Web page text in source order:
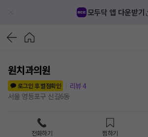
모두닥 앱 다운받기
원치과의원
로그인 후 별점확인
리뷰4
서울 영등포구 신길6동
전화하기 찜하기